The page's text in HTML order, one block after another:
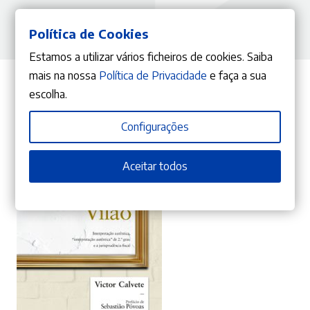
Do mesmo Autor
Política de Cookies
Estamos a utilizar vários ficheiros de cookies. Saiba
mais na nossa Política de Privacidade e faça a sua
escolha.
Configurações
Aceitar todos